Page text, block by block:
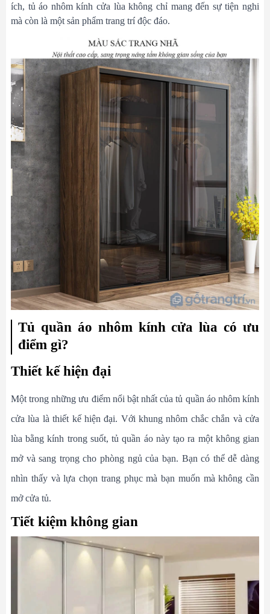
ích, tủ áo nhôm kính cửa lùa không chỉ mang đến sự tiện nghi
mà còn là một sản phẩm trang trí độc đáo.
Tủ quần áo nhôm kính cửa lùa có ưu
điểm gì?
Thiết kế hiện đại
Một trong những ưu điểm nổi bật nhất của tủ quần áo nhôm kính
cửa lùa là thiết kế hiện đại. Với khung nhôm chắc chắn và cửa
lùa bằng kính trong suốt, tủ quần áo này tạo ra một không gian
mở và sang trọng cho phòng ngủ của bạn. Bạn có thể dễ dàng
nhìn thấy và lựa chọn trang phục mà bạn muốn mà không cần
mở cửa tủ.
Tiết kiệm không gian